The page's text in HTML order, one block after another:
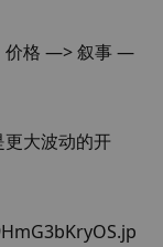
价格 —> 叙事 —
大波动的开